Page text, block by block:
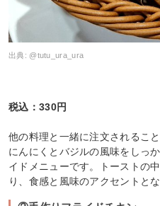
出典: @tutu_ura_ura
税込：330円
他の料理と一緒に注文されるこ
にんにくとバジルの風味をしっ
イドメニューです。トーストの
り、食感と風味のアクセントとな